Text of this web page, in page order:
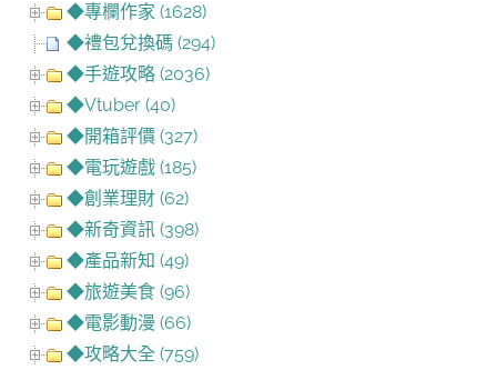
◆專欄作家 (1628)
◆禮包兌換碼 (294)
◆手遊攻略 (2036)
◆Vtuber (40)
◆開箱評價 (327)
◆電玩遊戲 (185)
◆創業理財 (62)
◆新奇資訊 (398)
◆產品新知 (49)
◆旅遊美食 (96)
◆電影動漫 (66)
◆攻略大全 (759)